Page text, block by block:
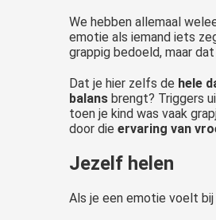
We hebben allemaal
emotie als iemand iets
grappig bedoeld, maar
Dat je hier zelfs de hele
balans brengt? Triggers
toen je kind was vaak
door die ervaring van
Jezelf helen
Als je een emotie voelt